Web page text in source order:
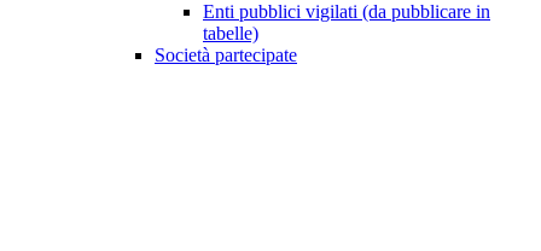
Enti pubblici vigilati (da pubblicare in
tabelle)
Società partecipate